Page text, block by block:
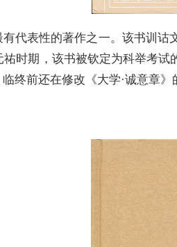
有代表性的著作之一。该书训
祐时期，该书被钦定为科举考
终前还在修改《大学·诚意章》